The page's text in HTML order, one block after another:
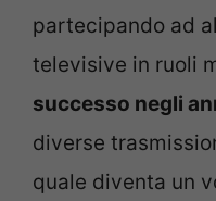
partecipando ad
televisive in ruoli
successo negli
diverse
quale diventa un